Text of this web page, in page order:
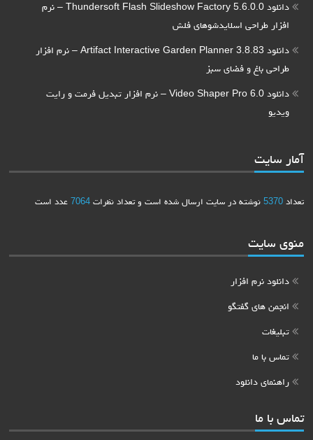
دانلود Thundersoft Flash Slideshow Factory 5.6.0.0 – نرم
افزار طراحی اسلایدشوهای فلش
دانلود Artifact Interactive Garden Planner 3.8.83 – نرم افزار
طراحی باغ و فضای سبز
دانلود Video Shaper Pro 6.0 – نرم افزار تبدیل فرمت و رایت
ویدیو
آمار سایت
تعداد5370 نوشته در سایت ارسال شده است و تعداد نظرات7064 عدد است
منوی سایت
دانلود نرم افزار
انجمن های گفتگو
تبلیغات
تماس با ما
راهنمای دانلود
تماس با ما